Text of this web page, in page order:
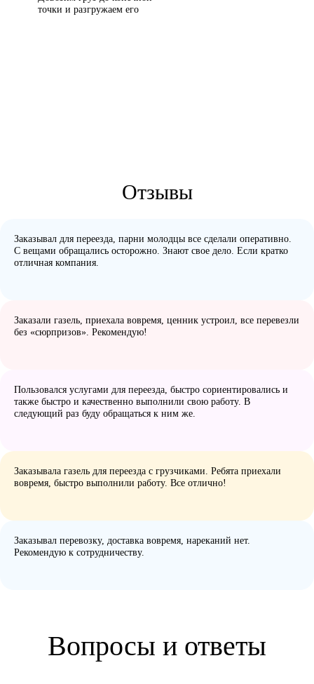
точки и разгружаем его
Отзывы
Заказывал для переезда, парни молодцы все сделали оперативно.
С вещами обращались осторожно. Знают свое дело. Если кратко
отличная компания.
Заказали газель, приехала вовремя, ценник устроил, все перевезли
без «сюрпризов». Рекомендую!
Пользовался услугами для переезда, быстро сориентировались и
также быстро и качественно выполнили свою работу. В
следующий раз буду обращаться к ним же.
Заказывала газель для переезда с грузчиками. Ребята приехали
вовремя, быстро выполнили работу. Все отлично!
Заказывал перевозку, доставка вовремя, нареканий нет.
Рекомендую к сотрудничеству.
Вопросы и ответы